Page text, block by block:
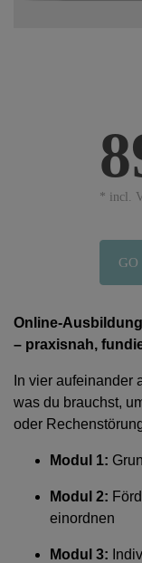
* incl.
Online-
– praxisnah,
In vier aufeinander
was du brauchst,
oder
Modul 1:
Modul 2:
einordnen
Modul 3: